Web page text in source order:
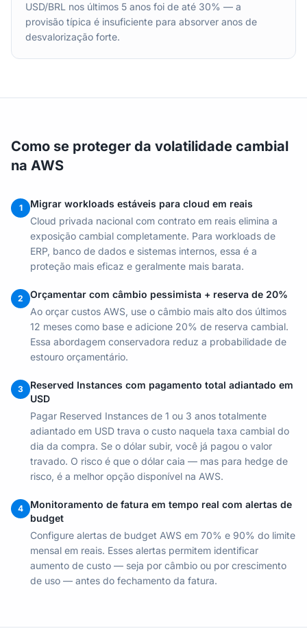
USD/BRL nos últimos 5 anos foi de até 30% — a
provisão típica é insuficiente para absorver anos de
desvalorização forte.
Como se proteger da volatilidade cambial
na AWS
1
Migrar workloads estáveis para cloud em reais
Cloud privada nacional com contrato em reais elimina a
exposição cambial completamente. Para workloads de
ERP, banco de dados e sistemas internos, essa é a
proteção mais eficaz e geralmente mais barata.
2
Orçamentar com câmbio pessimista + reserva de 20%
Ao orçar custos AWS, use o câmbio mais alto dos últimos
12 meses como base e adicione 20% de reserva cambial.
Essa abordagem conservadora reduz a probabilidade de
estouro orçamentário.
3
Reserved Instances com pagamento total adiantado em
USD
Pagar Reserved Instances de 1 ou 3 anos totalmente
adiantado em USD trava o custo naquela taxa cambial do
dia da compra. Se o dólar subir, você já pagou o valor
travado. O risco é que o dólar caia — mas para hedge de
risco, é a melhor opção disponível na AWS.
4
Monitoramento de fatura em tempo real com alertas de
budget
Configure alertas de budget AWS em 70% e 90% do limite
mensal em reais. Esses alertas permitem identificar
aumento de custo — seja por câmbio ou por crescimento
de uso — antes do fechamento da fatura.